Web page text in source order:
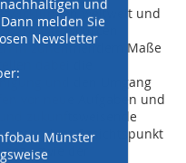
weltweit und
Ressourcen
in zunehmendem Maße
dabei die
und den Umgang
vor neue Aufgaben und
zukunftsweisende
unter dem Gesichtspunkt
sowie der
melden Sie
Newsletter
Münster